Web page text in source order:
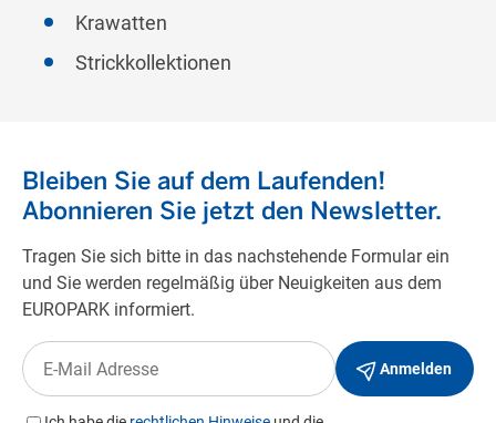
Krawatten
Strickkollektionen